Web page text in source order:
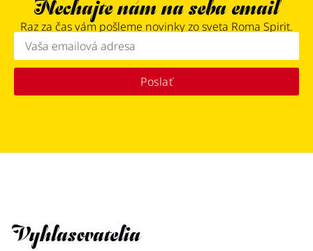
Nechajte nám na seba email
Raz za čas vám pošleme novinky zo sveta Roma Spirit.
Poslať
Vyhlasovatelia